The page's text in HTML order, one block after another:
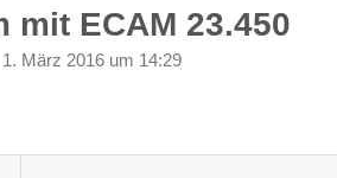
mit ECAM 23.450
1. März 2016 um 14:29